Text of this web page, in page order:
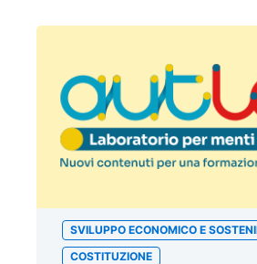
SVILUPPO ECONOMICO E
COSTITUZIONE